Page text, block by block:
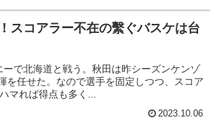
スコアラー不在の繫ぐバスケは台
で北海道と戦う。秋田は昨シーズンケンゾ
を任せた。なので選手を固定しつつ、スコア
マれば得点も多く...
2023.10.06